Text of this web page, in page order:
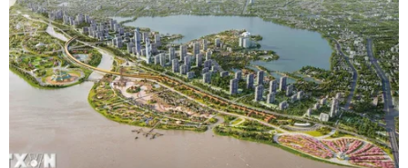
Tỉnh Quảng Ninh mở hướng kết nối
mới với chuỗi kinh tế phía Bắc
09/08/2026 08:04